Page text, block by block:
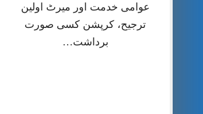
عوامی خدمت اور میرٹ اولین
ترجیح، کرپشن کسی صورت
برداشت…